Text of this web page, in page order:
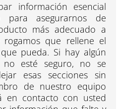
información esencial
para asegurarnos de
más adecuado a
rogamos que rellene el
pueda. Si hay algún
esté seguro, no se
esas secciones sin
de nuestro equipo
en contacto con usted